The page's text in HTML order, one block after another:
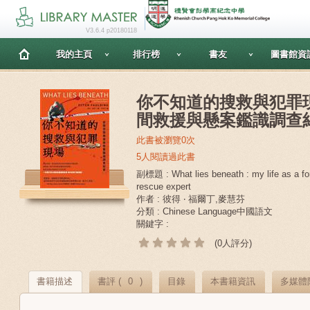
V3.6.4 p20180118
我的主頁 排行榜 書友 圖書館資
你不知道的搜救與犯罪
間救援與懸案鑑識調查
此書被瀏覽0次
5人閱讀過此書
副標題 : What lies beneath : my life as a
rescue expert
作者 : 彼得 ‧ 福爾丁,麥慧芬
分類 : Chinese Language中國語文
關鍵字 :
(0人評分)
書籍描述 書評 ( 0 ) 目錄 本書籍資訊 多媒體